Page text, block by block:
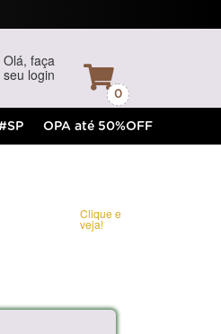
Olá, faça
seu login
0
OPA até 50%OFF
Clique e
veja!